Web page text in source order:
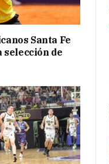
Santa Fe
selección de